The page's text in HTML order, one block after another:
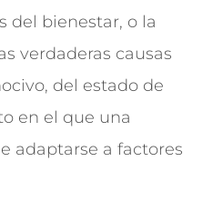
del bienestar, o la
verdaderas causas
del estado de
en el que una
adaptarse a factores